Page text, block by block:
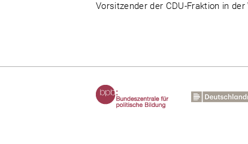
Vorsitzender der CDU-Fraktion in